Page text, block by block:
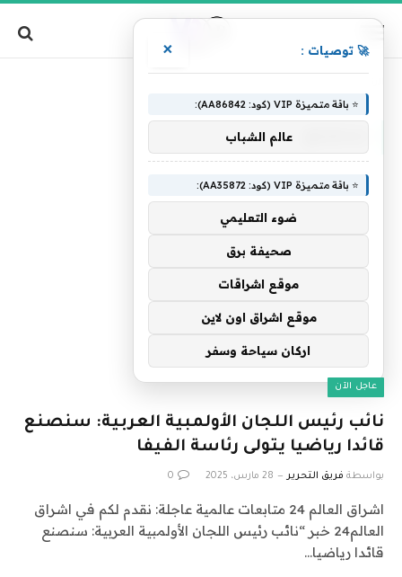
عاجل الآن
نائب رئيس اللجان الأولمبية العربية: سنصنع
قائدا رياضيا يتولى رئاسة الفيفا
بواسطة فريق التحرير 28 مارس، 2025 0
اشراق العالم 24 متابعات عالمية عاجلة: نقدم لكم في اشراق
العالم24 خبر “نائب رئيس اللجان الأولمبية العربية: سنصنع
قائدا رياضيا…
🚀 توصيات : ×
⭐ باقة متميزة VIP (كود: AA86842):
عالم الشباب
⭐ باقة متميزة VIP (كود: AA35872):
ضوء التعليمي
صحيفة برق
موقع اشراقات
موقع اشراق اون لاين
اركان سياحة وسفر